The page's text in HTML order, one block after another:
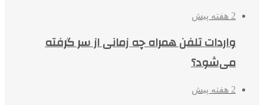
2 هفته پیش
واردات تلفن همراه چه زمانی از سر گرفته
می‌شود؟
2 هفته پیش